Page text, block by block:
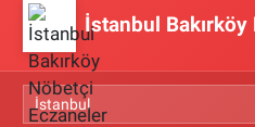
İstanbul